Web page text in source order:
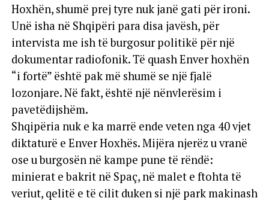
Hoxhën, shumë prej tyre nuk janë gati për ironi.
Unë isha në Shqipëri para disa javësh, për
intervista me ish të burgosur politikë për një
dokumentar radiofonik. Të quash Enver hoxhën
“i fortë” është pak më shumë se një fjalë
lozonjare. Në fakt, është një nënvlerësim i
pavetëdijshëm.
Shqipëria nuk e ka marrë ende veten nga 40 vjet
diktaturë e Enver Hoxhës. Mijëra njerëz u vranë
ose u burgosën në kampe pune të rëndë:
minierat e bakrit në Spaç, në malet e ftohta të
veriut, qelitë e të cilit duken si një park makinash